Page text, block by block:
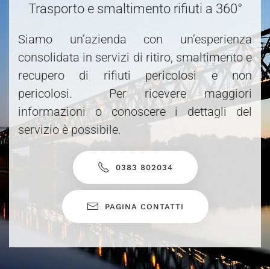
Trasporto e smaltimento rifiuti a 360°
Siamo un’azienda con un’esperienza
consolidata in servizi di ritiro, smaltimento e
recupero di rifiuti pericolosi e non
pericolosi. Per ricevere maggiori
informazioni o conoscere i dettagli del
servizio è possibile.
0383 802034
PAGINA CONTATTI